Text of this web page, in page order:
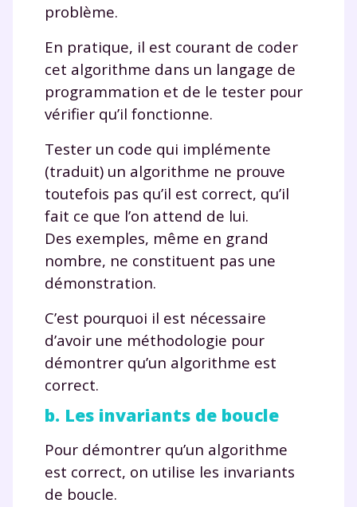
problème.
En pratique, il est courant de coder
cet algorithme dans un langage de
programmation et de le tester pour
vérifier qu’il fonctionne.
Tester un code qui implémente
(traduit) un algorithme ne prouve
toutefois pas qu’il est correct, qu’il
fait ce que l’on attend de lui.
Des exemples, même en grand
nombre, ne constituent pas une
démonstration.
C’est pourquoi il est nécessaire
d’avoir une méthodologie pour
démontrer qu’un algorithme est
correct.
b. Les invariants de boucle
Pour démontrer qu’un algorithme
est correct, on utilise les invariants
de boucle.